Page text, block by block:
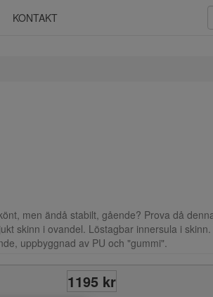
KONTAKT
men ändå stabilt, gående? Prova då
skinn i ovandel. Löstagbar innersula i
uppbyggnad av PU och "gummi".
1195 kr